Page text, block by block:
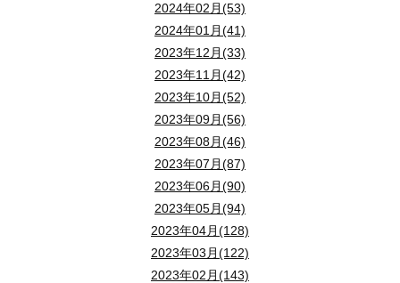
2024年02月(53)
2024年01月(41)
2023年12月(33)
2023年11月(42)
2023年10月(52)
2023年09月(56)
2023年08月(46)
2023年07月(87)
2023年06月(90)
2023年05月(94)
2023年04月(128)
2023年03月(122)
2023年02月(143)